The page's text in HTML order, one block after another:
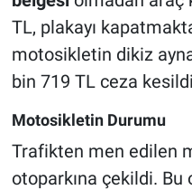
TL, plakayı
motosikletin dikiz
bin 719 TL ceza
Motosikletin Durumu
Trafikten men edilen
otoparkına çekildi. Bu